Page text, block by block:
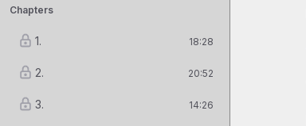
Chapters
1. 18:28
2. 20:52
3. 14:26